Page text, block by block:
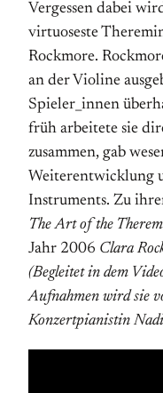
Vergessen dabei
virtuoseste
Rockmore.
an der Violine
Spieler_innen
früh arbeitete sie
zusammen, gab
Weiterentwicklung
Instruments. Zu
The Art of the
Jahr 2006 Clara
(Begleitet in dem
Aufnahmen wird sie
Konzertpianistin